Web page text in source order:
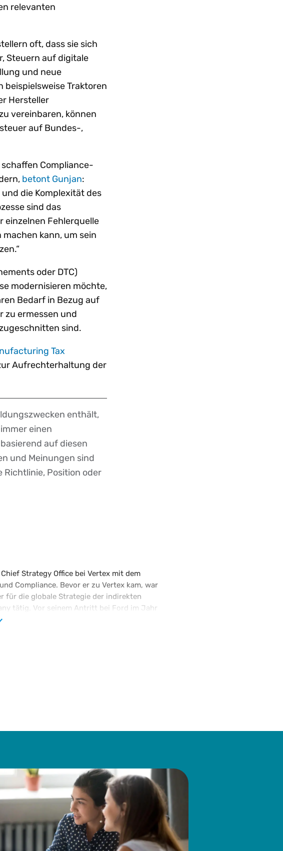
relevanten
oft, dass sie sich
Steuern auf digitale
und neue
Traktoren
Hersteller
vereinbaren, können
auf Bundes-,
Compliance-
betont Gunjan:
die Komplexität des
sind das
einzelnen Fehlerquelle
kann, um sein
oder DTC)
modernisieren möchte,
Bedarf in Bezug auf
zu ermessen und
sind.
Tax
Aufrechterhaltung der
enthält,
einen
auf diesen
und Meinungen sind
Position oder
Strategy Office bei Vertex mit dem
Compliance. Bevor er zu Vertex kam, war
für die globale Strategie der indirekten
tätig. Vor seinem Antritt bei Ford im Jahr
in Nordamerika und Europa tätig.